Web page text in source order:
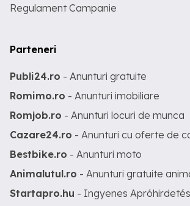
Regulament Campanie
Parteneri
Publi24.ro - Anunturi gratuite
Romimo.ro - Anunturi imobiliare
Romjob.ro - Anunturi locuri de munca
Cazare24.ro - Anunturi cu oferte de
Bestbike.ro - Anunturi moto
Animalutul.ro - Anunturi gratuite
Startapro.hu - Ingyenes Apróhirdetés